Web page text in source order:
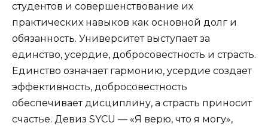
студентов и совершенствование их
практических навыков как основной долг и
обязанность. Университет выступает за
единство, усердие, добросовестность и страсть.
Единство означает гармонию, усердие создает
эффективность, добросовестность
обеспечивает дисциплину, а страсть приносит
счастье. Девиз SYCU — «Я верю, что я могу»,